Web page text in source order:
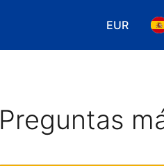
EUR
Elegir tu
Preguntas